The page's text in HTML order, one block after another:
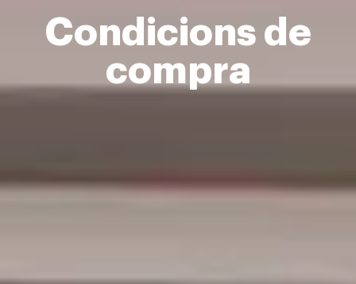
Condicions de
compra